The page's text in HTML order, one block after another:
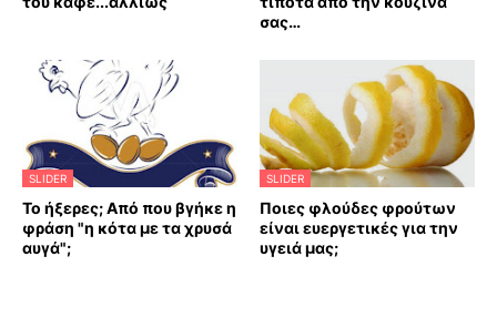
σας…
SLIDER
Το ήξερες; Από που βγήκε η
φράση "η κότα με τα χρυσά
αυγά";
SLIDER
Ποιες φλούδες φρούτων
είναι ευεργετικές για την
υγειά μας;